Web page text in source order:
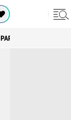
PARIWISATA